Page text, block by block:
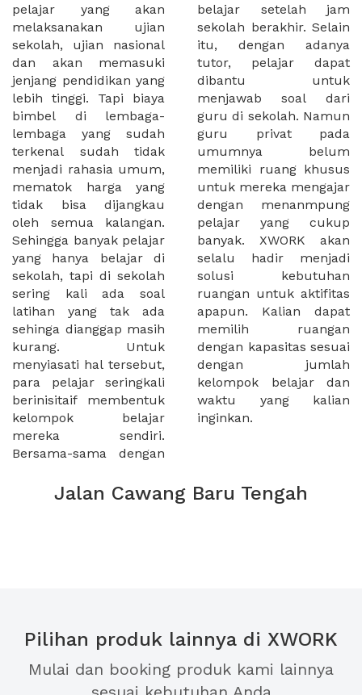
pelajar yang akan
melaksanakan ujian
sekolah, ujian nasional
dan akan memasuki
jenjang pendidikan yang
lebih tinggi. Tapi biaya
bimbel di lembaga-
lembaga yang sudah
terkenal sudah tidak
menjadi rahasia umum,
mematok harga yang
tidak bisa dijangkau
oleh semua kalangan.
Sehingga banyak pelajar
yang hanya belajar di
sekolah, tapi di sekolah
sering kali ada soal
latihan yang tak ada
sehinga dianggap masih
kurang. Untuk
menyiasati hal tersebut,
para pelajar seringkali
berinisitaif membentuk
kelompok belajar
mereka sendiri.
Bersama-sama dengan
belajar setelah jam
sekolah berakhir. Selain
itu, dengan adanya
tutor, pelajar dapat
dibantu untuk
menjawab soal dari
guru di sekolah. Namun
guru privat pada
umumnya belum
memiliki ruang khusus
untuk mereka mengajar
dengan menanmpung
pelajar yang cukup
banyak. XWORK akan
selalu hadir menjadi
solusi kebutuhan
ruangan untuk aktifitas
apapun. Kalian dapat
memilih ruangan
dengan kapasitas sesuai
dengan jumlah
kelompok belajar dan
waktu yang kalian
inginkan.
Jalan Cawang Baru Tengah
Pilihan produk lainnya di XWORK
Mulai dan booking produk kami lainnya